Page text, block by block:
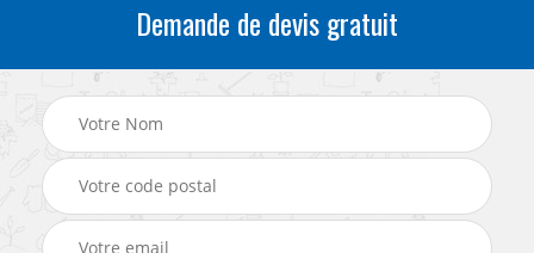
Demande de devis gratuit